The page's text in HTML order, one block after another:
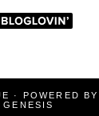
· POWERED BY
GENESIS